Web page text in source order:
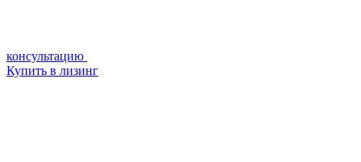
консультацию
Купить в лизинг